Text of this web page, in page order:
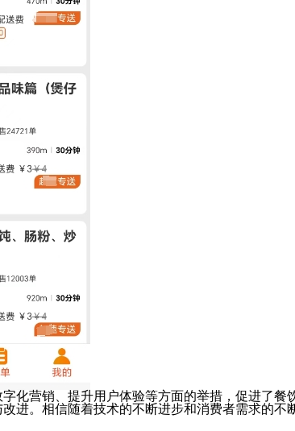
化营销、提升用户体验等方面的举措，促进了餐
进。相信随着技术的不断进步和消费者需求的不